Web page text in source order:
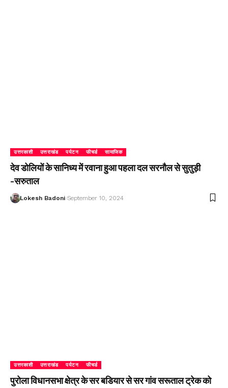
उत्तरकाशी उत्तराखंड पर्यटन फीचर्ड सामाजिक
देव डोलियों के सानिध्य में रवाना हुआ पहला दल सरनौल से सुतुड़ी
-सरुताल
Lokesh Badoni September 10, 2024
उत्तरकाशी उत्तराखंड पर्यटन फीचर्ड
पुरोला विधानसभा क्षेत्र के सर बडियार से सर गांव सरूताल ट्रेक को